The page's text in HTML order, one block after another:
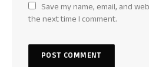
Save my name, email, and
the next time I comment.